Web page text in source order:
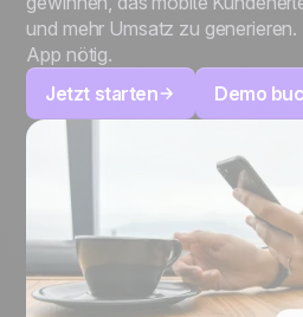
und mehr Umsatz zu
App nötig.
Jetzt starten
Demo